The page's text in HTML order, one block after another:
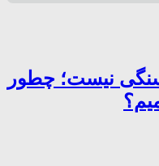
نیست؛ چطور